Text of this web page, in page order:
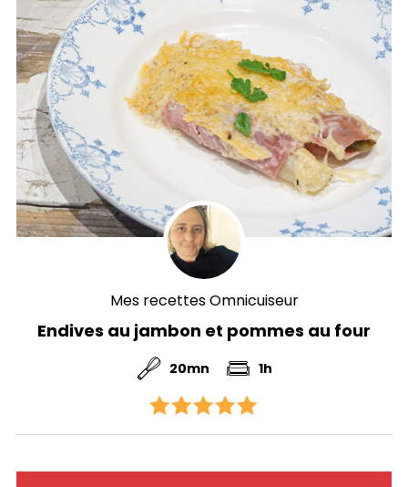
Mes recettes Omnicuiseur
Endives au jambon et pommes au four
20mn 1h